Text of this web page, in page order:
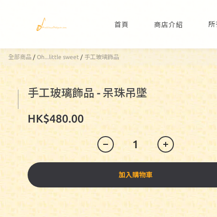
首頁 商店介紹
全部商品/ Oh...little sweet / 手工玻璃飾品
手工玻璃飾品 - 呆珠吊墜
HK$480.00
加入購物車